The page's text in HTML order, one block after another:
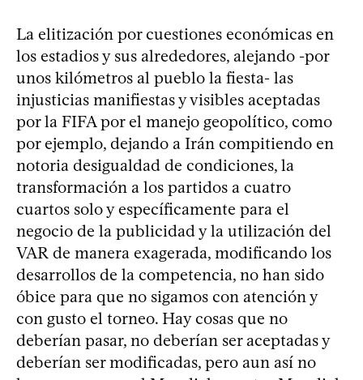
La elitización por cuestiones económicas en
los estadios y sus alrededores, alejando -por
unos kilómetros al pueblo la fiesta- las
injusticias manifiestas y visibles aceptadas
por la FIFA por el manejo geopolítico, como
por ejemplo, dejando a Irán compitiendo en
notoria desigualdad de condiciones, la
transformación a los partidos a cuatro
cuartos solo y específicamente para el
negocio de la publicidad y la utilización del
VAR de manera exagerada, modificando los
desarrollos de la competencia, no han sido
óbice para que no sigamos con atención y
con gusto el torneo. Hay cosas que no
deberían pasar, no deberían ser aceptadas y
deberían ser modificadas, pero aun así no